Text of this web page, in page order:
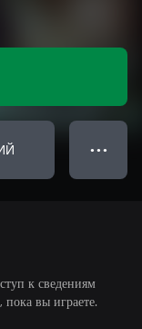
● ● ●
к сведениям
вы играете.